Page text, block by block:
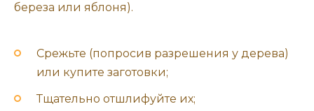
береза или яблоня).
Срежьте (попросив разрешения у дерева)
или купите заготовки;
Тщательно отшлифуйте их;